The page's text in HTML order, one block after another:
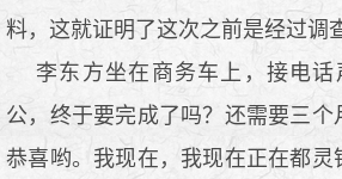
料，这就证明了这次之前是经过调
李东方坐在商务车上，接电话
公，终于要完成了吗？还需要三
恭喜哟。我现在，我现在正在都灵